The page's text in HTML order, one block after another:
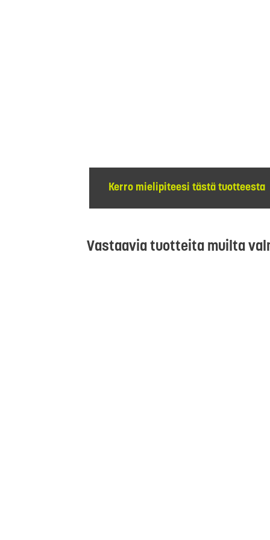
Kerro mielipiteesi tästä tuotteesta
Vastaavia tuotteita muilta